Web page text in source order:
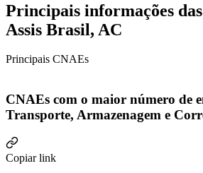
Principais informações
Assis Brasil, AC
Principais CNAEs
CNAEs com o maior número de
Transporte, Armazenagem e
Copiar link